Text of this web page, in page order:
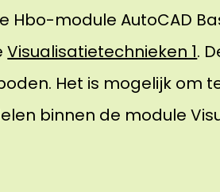
Hbo-module AutoCAD
Visualisatietechnieken 1.
Het is mogelijk om
binnen de module